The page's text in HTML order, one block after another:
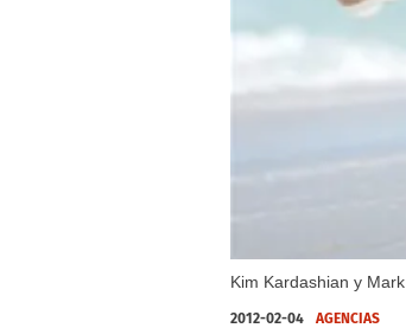
Kim Kardashian y
2012-02-04 AGENCIAS